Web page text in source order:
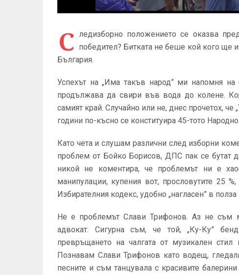
С ледизборно положението се оказва
победител? Битката не беше кой кого ще
България.
Успехът на „Има такъв народ” ми напомня на
продължава да свири във вода до колене.
самият край. Случайно или не, днес прочетох, че
години по-късно се конституира 45-тото
Като чета и слушам различни след изборни
проблем от Бойко Борисов, ДПС пак се бутат
никой не коментира, че проблемът ни е
манипулации, купения вот, прословутите 25
Избирателния кодекс, удобно „нагласен” в
Не е проблемът Слави Трифонов. Аз не съм
адвокат. Сигурна съм, че той, „Ку-Ку”
превръщането на чалгата от музикален
Познавам Слави Трифонов като водещ,
песните и съм танцувала с красивите